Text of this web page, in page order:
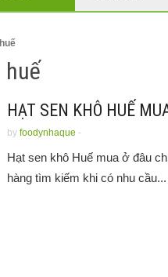
huế
HẠT SEN KHÔ HUẾ
by foodynhaque -
Hạt sen khô Huế mua ở đâu
hàng tìm kiếm khi có nhu cầu...